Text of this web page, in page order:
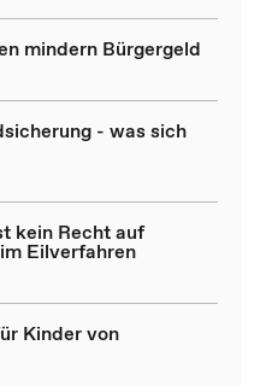
mindern Bürgergeld
- was sich
kein Recht auf
Eilverfahren
Kinder von